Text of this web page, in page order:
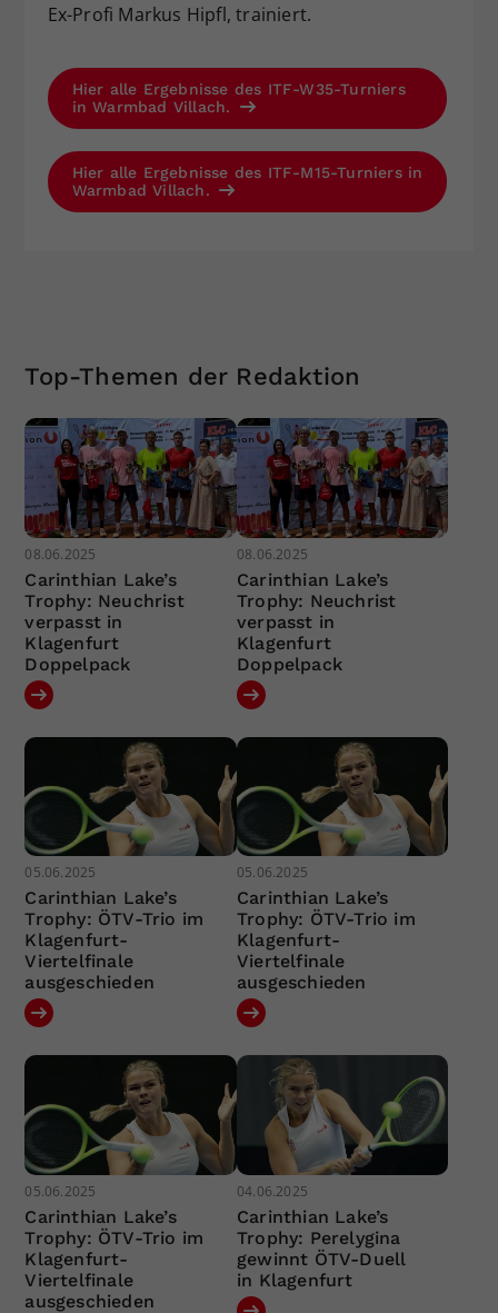
Ex-Profi Markus Hipfl, trainiert.
Hier alle Ergebnisse des ITF-W35-Turniers
in Warmbad Villach.
Hier alle Ergebnisse des ITF-M15-Turniers in
Warmbad Villach.
Top-Themen der Redaktion
08.06.2025
Carinthian Lake’s
Trophy: Neuchrist
verpasst in
Klagenfurt
Doppelpack
08.06.2025
Carinthian Lake’s
Trophy: Neuchrist
verpasst in
Klagenfurt
Doppelpack
05.06.2025
Carinthian Lake’s
Trophy: ÖTV-Trio im
Klagenfurt-
Viertelfinale
ausgeschieden
05.06.2025
Carinthian Lake’s
Trophy: ÖTV-Trio im
Klagenfurt-
Viertelfinale
ausgeschieden
05.06.2025
Carinthian Lake’s
Trophy: ÖTV-Trio im
Klagenfurt-
Viertelfinale
ausgeschieden
04.06.2025
Carinthian Lake’s
Trophy: Perelygina
gewinnt ÖTV-Duell
in Klagenfurt